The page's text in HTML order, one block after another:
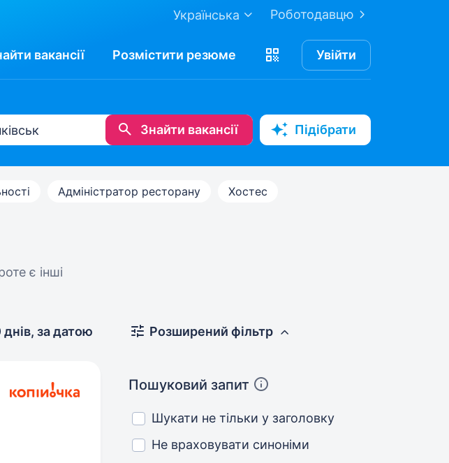
Роботодавцю
Українська
вакансії Розмістити резюме Увійти
Знайти вакансії Підібрати
Адміністратор ресторану Хостес
є інші
днів, за датою Розширений фільтр
Пошуковий запит
Шукати не тільки у заголовку
Не враховувати синоніми